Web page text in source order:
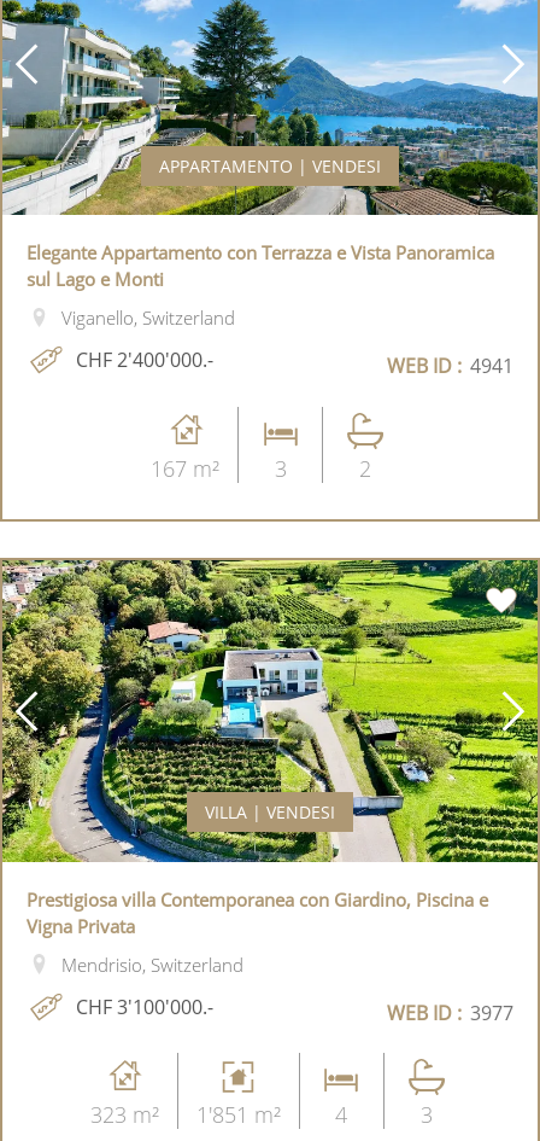
APPARTAMENTO | VENDESI
Elegante Appartamento con Terrazza e Vista Panoramica
sul Lago e Monti
Viganello, Switzerland
CHF 2'400'000.- WEB ID : 4941
167 m² 3 2
VILLA | VENDESI
Prestigiosa villa Contemporanea con Giardino, Piscina e
Vigna Privata
Mendrisio, Switzerland
CHF 3'100'000.- WEB ID : 3977
323 m² 1'851 m² 4 3